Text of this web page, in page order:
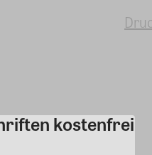
kostenfrei